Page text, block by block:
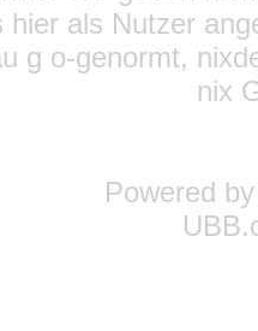
hier als Nutzer
g o-genormt,
nix
Powered